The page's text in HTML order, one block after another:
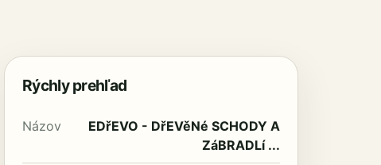
Rýchly prehľad
Názov
EDřEVO - DřEVěNé SCHODY A
ZáBRADLí ...